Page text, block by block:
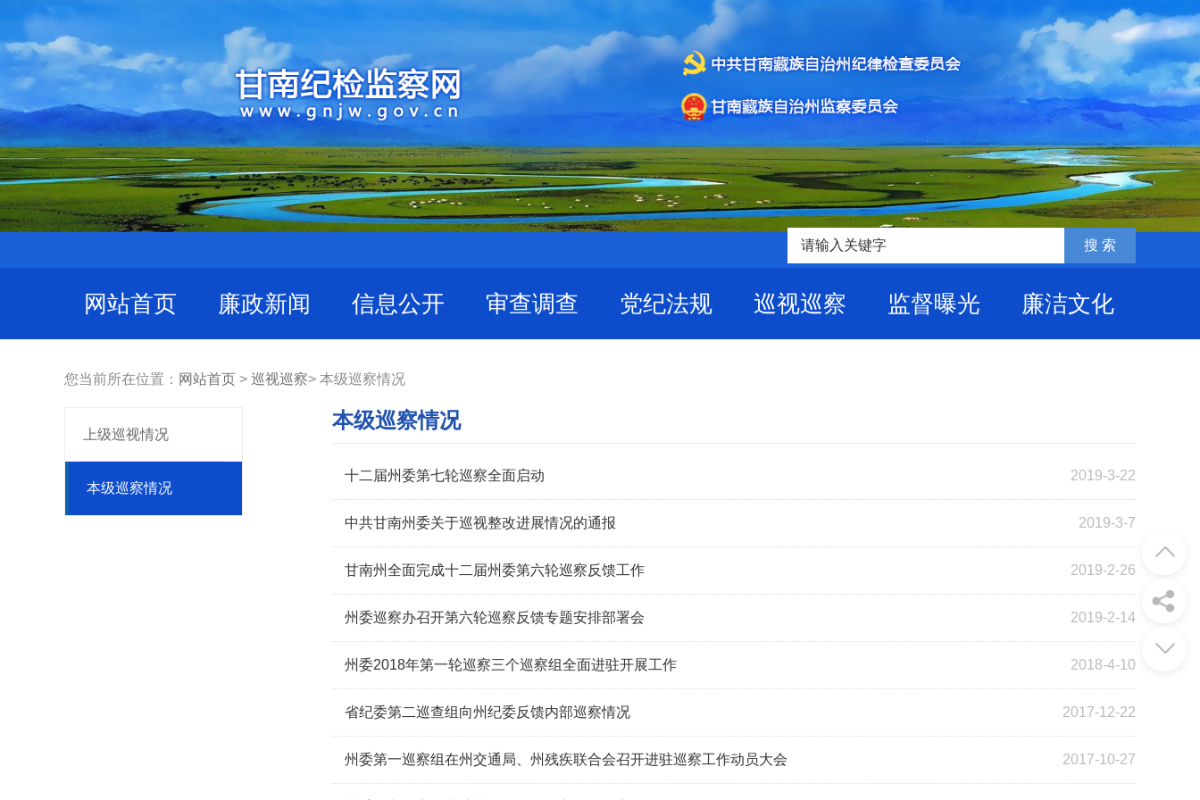
网站首页 廉政新闻 信息公开 审查调查 党纪法规 巡视巡察 监督曝光 廉洁文化
您当前所在位置： 网站首页 > 巡视巡察> 本级巡察情况
上级巡视情况
本级巡察情况
本级巡察情况
十二届州委第七轮巡察全面启动 2019-3-22
中共甘南州委关于巡视整改进展情况的通报 2019-3-7
甘南州全面完成十二届州委第六轮巡察反馈工作 2019-2-26
州委巡察办召开第六轮巡察反馈专题安排部署会 2019-2-14
州委2018年第一轮巡察三个巡察组全面进驻开展工作 2018-4-10
省纪委第二巡查组向州纪委反馈内部巡察情况 2017-12-22
州委第一巡察组在州交通局、州残疾联合会召开进驻巡察工作动员大会 2017-10-27